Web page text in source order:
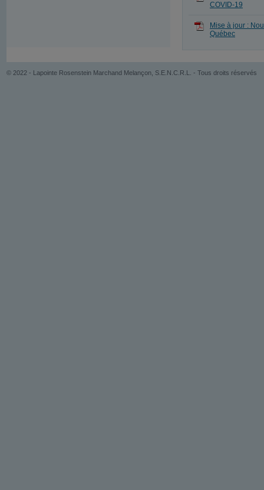
COVID-19
Mise à jour :
Québec
© 2022 - Lapointe Rosenstein Marchand Melançon, S.E.N.C.R.L. - Tous droits réservés